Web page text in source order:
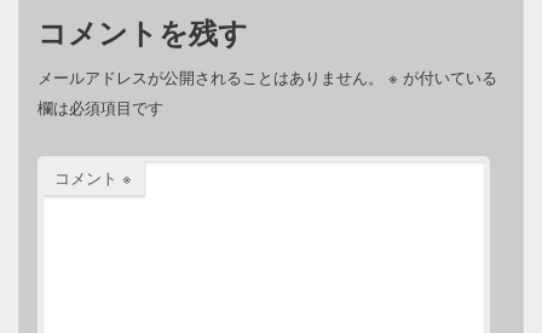
コメントを残す
メールアドレスが公開されることはありません。 ※ が付いている
欄は必須項目です
コメント ※